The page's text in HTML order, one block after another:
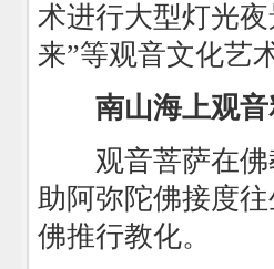
术进行大型灯光
来”等观音文化艺
南山海上观
观音菩萨在佛
助阿弥陀佛接度
佛推行教化。